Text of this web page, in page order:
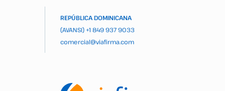
REPÚBLICA DOMINICANA
(AVANSI) +1 849 937 9033
comercial@viafirma.com